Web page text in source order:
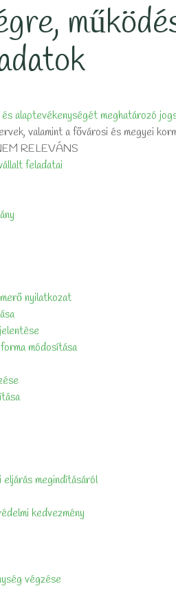
alaptevékenységét meghatározó
valamint a fővárosi és megyei
RELEVÁNS
feladatai
nyilatkozat
módosítása
megindításáról
kedvezmény
végzése